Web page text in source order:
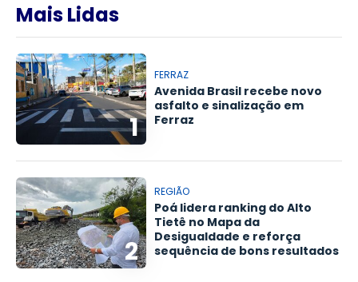
Mais Lidas
1
FERRAZ
Avenida Brasil recebe novo
asfalto e sinalização em
Ferraz
2
REGIÃO
Poá lidera ranking do Alto
Tietê no Mapa da
Desigualdade e reforça
sequência de bons resultados